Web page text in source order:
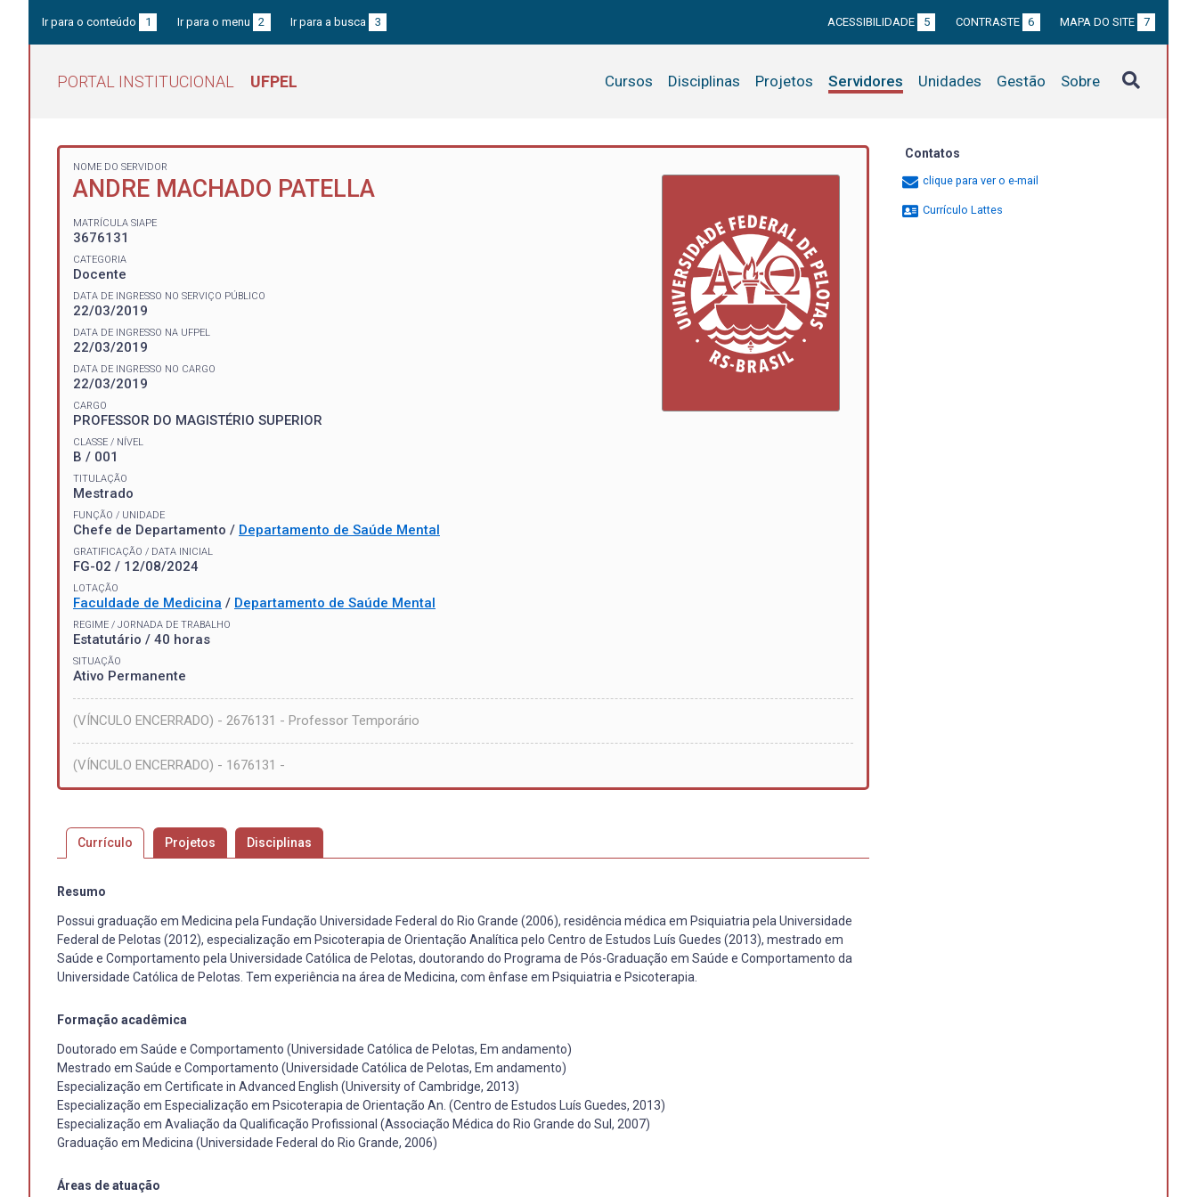
Ir para o conteúdo 1 Ir para o menu 2 Ir para a busca 3 ACESSIBILIDADE 5 CONTRASTE 6 MAPA DO SITE 7
PORTAL INSTITUCIONAL UFPEL Cursos Disciplinas Projetos Servidores Unidades Gestão Sobre
NOME DO SERVIDOR
ANDRE MACHADO PATELLA
MATRÍCULA SIAPE
3676131
CATEGORIA
Docente
DATA DE INGRESSO NO SERVIÇO PÚBLICO
22/03/2019
DATA DE INGRESSO NA UFPEL
22/03/2019
DATA DE INGRESSO NO CARGO
22/03/2019
CARGO
PROFESSOR DO MAGISTÉRIO SUPERIOR
CLASSE / NÍVEL
B / 001
TITULAÇÃO
Mestrado
FUNÇÃO / UNIDADE
Chefe de Departamento / Departamento de Saúde Mental
GRATIFICAÇÃO / DATA INICIAL
FG-02 / 12/08/2024
LOTAÇÃO
Faculdade de Medicina / Departamento de Saúde Mental
REGIME / JORNADA DE TRABALHO
Estatutário / 40 horas
SITUAÇÃO
Ativo Permanente
(VÍNCULO ENCERRADO) - 2676131 - Professor Temporário
(VÍNCULO ENCERRADO) - 1676131 -
Currículo Projetos Disciplinas
Resumo
Possui graduação em Medicina pela Fundação Universidade Federal do Rio Grande (2006), residência médica em Psiquiatria pela Universidade
Federal de Pelotas (2012), especialização em Psicoterapia de Orientação Analítica pelo Centro de Estudos Luís Guedes (2013), mestrado em
Saúde e Comportamento pela Universidade Católica de Pelotas, doutorando do Programa de Pós-Graduação em Saúde e Comportamento da
Universidade Católica de Pelotas. Tem experiência na área de Medicina, com ênfase em Psiquiatria e Psicoterapia.
Formação acadêmica
Doutorado em Saúde e Comportamento (Universidade Católica de Pelotas, Em andamento)
Mestrado em Saúde e Comportamento (Universidade Católica de Pelotas, Em andamento)
Especialização em Certificate in Advanced English (University of Cambridge, 2013)
Especialização em Especialização em Psicoterapia de Orientação An. (Centro de Estudos Luís Guedes, 2013)
Especialização em Avaliação da Qualificação Profissional (Associação Médica do Rio Grande do Sul, 2007)
Graduação em Medicina (Universidade Federal do Rio Grande, 2006)
Áreas de atuação
Contatos
clique para ver o e-mail
Currículo Lattes